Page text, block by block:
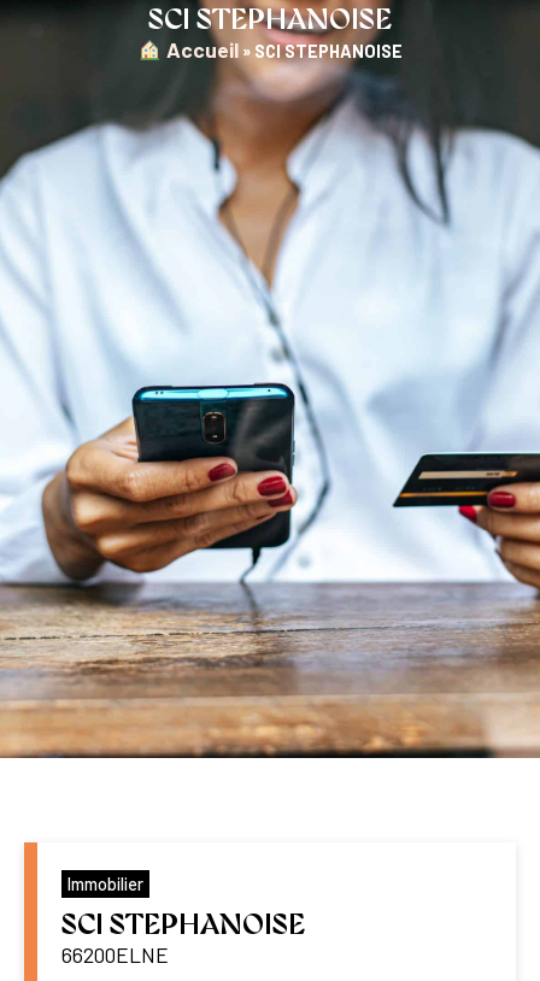
SCI STEPHANOISE
︎ Accueil » SCI STEPHANOISE
Immobilier
SCI STEPHANOISE
66200ELNE